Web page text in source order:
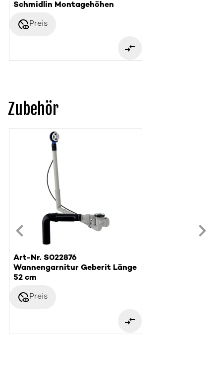
Schmidlin Montagehöhen
disabled_visiblePreis
Zubehör
Art-Nr. S022876
Wannengarnitur Geberit Länge
52 cm
disabled_visiblePreis